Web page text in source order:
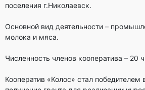
поселения г.Николаевск.
Основной вид деятельности –
молока и мяса.
Численность членов кооператива – 20
Кооператив «Колос» стал победителем